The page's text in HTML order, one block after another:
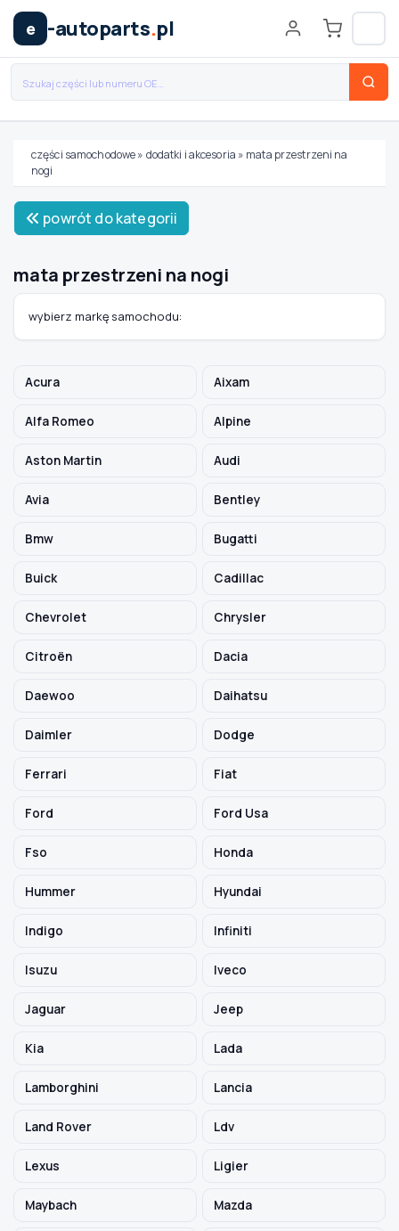
e -autoparts.pl
Wybierz swój pojazd
MARKA
MODEL
Szukaj pasujących części
części samochodowe» dodatki i akcesoria » mata przestrzeni na
nogi
powrót do kategorii
mata przestrzeni na nogi
wybierz markę samochodu:
Acura Aixam
Alfa Romeo Alpine
Aston Martin Audi
Avia Bentley
Bmw Bugatti
Buick Cadillac
Chevrolet Chrysler
Citroën Dacia
Daewoo Daihatsu
Daimler Dodge
Ferrari Fiat
Ford Ford Usa
Fso Honda
Hummer Hyundai
Indigo Infiniti
Isuzu Iveco
Jaguar Jeep
Kia Lada
Lamborghini Lancia
Land Rover Ldv
Lexus Ligier
Maybach Mazda